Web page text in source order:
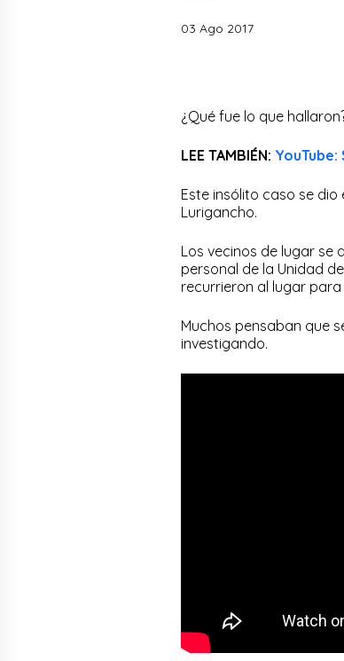
03 Ago 2017
¿Qué fue lo que
LEE TAMBIÉN:
Este insólito caso se
Lurigancho.
Los vecinos de lugar se
personal de la Unidad
recurrieron al lugar
Muchos pensaban que
investigando.